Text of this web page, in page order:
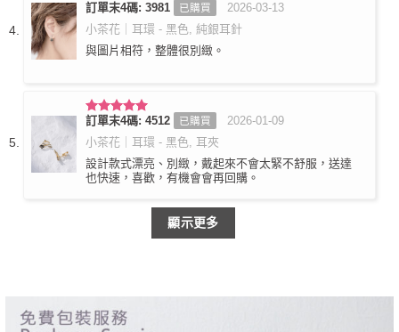
評分5滿
分 5
訂單末4碼: 3981 已購買
2026-03-13
小茶花｜耳環 - 黑色, 純銀耳針
與圖片相符，整體很別緻。
評分5滿
分 5
訂單末4碼: 4512 已購買
2026-01-09
小茶花｜耳環 - 黑色, 耳夾
設計款式漂亮、別緻，戴起來不會太緊不舒服，送達
也快速，喜歡，有機會會再回購。
顯示更多